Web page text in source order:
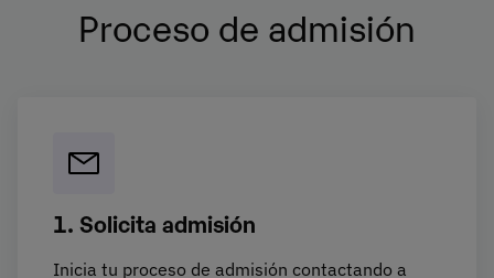
Proceso de admisión
1. Solicita admisión
Inicia tu proceso de admisión contactando a